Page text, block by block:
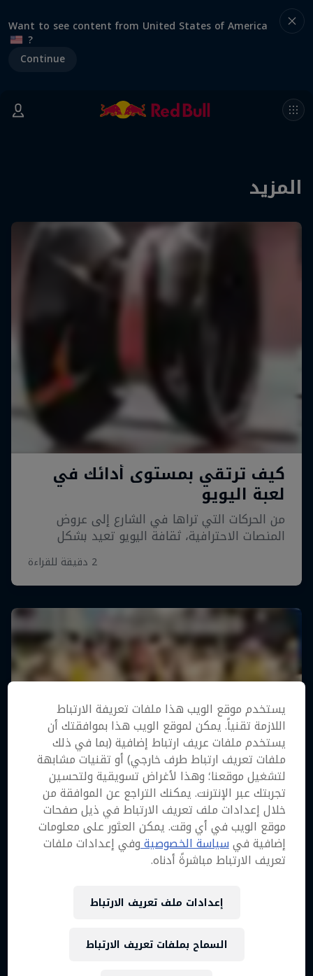
Want to see content from United States of America
?
Continue
المزيد
يستخدم موقع الويب هذا ملفات تعريفة الارتباط
اللازمة تقنياً. يمكن لموقع الويب هذا بموافقتك أن
يستخدم ملفات عريف ارتباط إضافية (بما في ذلك
ملفات تعريف ارتباط طرف خارجي) أو تقنيات مشابهة
لتشغيل موقعنا؛ وهذا لأغراض تسويقية ولتحسين
تجربتك عبر الإنترنت. يمكنك التراجع عن الموافقة من
خلال إعدادات ملف تعريف الارتباط في ذيل صفحات
موقع الويب في أي وقت. يمكن العثور على معلومات
إضافية فيسياسة الخصوصيةوفي إعدادات ملفات
تعريف الارتباط مباشرةً أدناه.
إعدادات ملف تعريف الارتباط
السماح بملفات تعريف الارتباط